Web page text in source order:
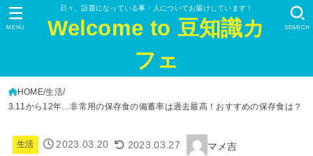
日々、話題になっている事・人についてお届けしています！
Welcome to 豆知識カ
フェ
SEARCH
MENU
HOME 生活
3.11から12年…非常用の保存食の備蓄率は過去最高！おすすめの保存食は？
生活 2023.03.20 2023.03.27 マメ吉